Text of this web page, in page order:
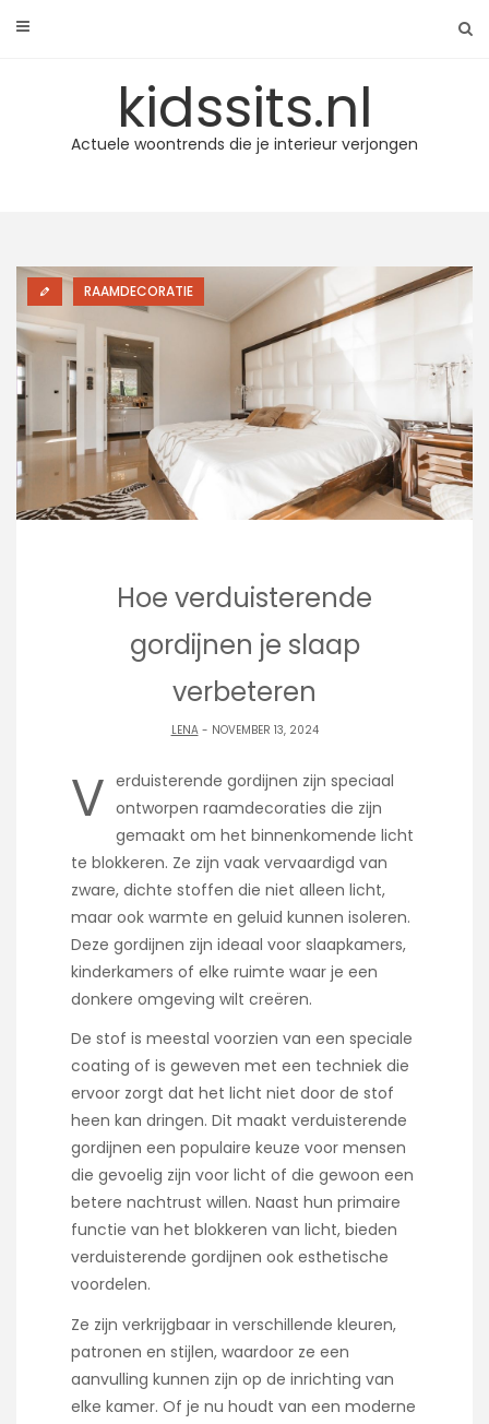
kidssits.nl
Actuele woontrends die je interieur verjongen
RAAMDECORATIE
Hoe verduisterende
gordijnen je slaap
verbeteren
LENA- NOVEMBER 13, 2024
V erduisterende gordijnen zijn speciaal
ontworpen raamdecoraties die zijn
gemaakt om het binnenkomende licht
te blokkeren. Ze zijn vaak vervaardigd van
zware, dichte stoffen die niet alleen licht,
maar ook warmte en geluid kunnen isoleren.
Deze gordijnen zijn ideaal voor slaapkamers,
kinderkamers of elke ruimte waar je een
donkere omgeving wilt creëren.
De stof is meestal voorzien van een speciale
coating of is geweven met een techniek die
ervoor zorgt dat het licht niet door de stof
heen kan dringen. Dit maakt verduisterende
gordijnen een populaire keuze voor mensen
die gevoelig zijn voor licht of die gewoon een
betere nachtrust willen. Naast hun primaire
functie van het blokkeren van licht, bieden
verduisterende gordijnen ook esthetische
voordelen.
Ze zijn verkrijgbaar in verschillende kleuren,
patronen en stijlen, waardoor ze een
aanvulling kunnen zijn op de inrichting van
elke kamer. Of je nu houdt van een moderne